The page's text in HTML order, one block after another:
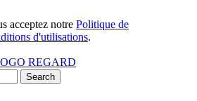
acceptez notre Politique de
d'utilisations.